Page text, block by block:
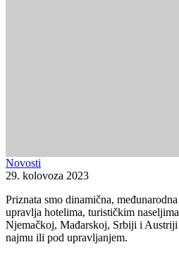
Novosti
29. kolovoza 2023
Priznata smo dinamična,
upravlja hotelima, turističkim
Njemačkoj, Mađarskoj, Srbiji i Austriji
najmu ili pod upravljanjem.